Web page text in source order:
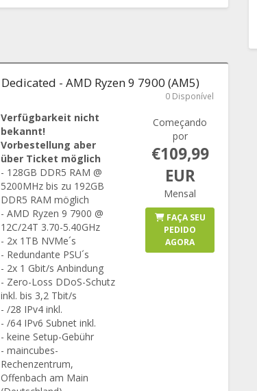
Dedicated - AMD Ryzen 9 7900 (AM5)
0 Disponível
Verfügbarkeit nicht
bekannt!
Vorbestellung aber
über Ticket möglich
- 128GB DDR5 RAM @
5200MHz bis zu 192GB
DDR5 RAM möglich
- AMD Ryzen 9 7900 @
12C/24T 3.70-5.40GHz
- 2x 1TB NVMe´s
- Redundante PSU´s
- 2x 1 Gbit/s Anbindung
- Zero-Loss DDoS-Schutz
inkl. bis 3,2 Tbit/s
- /28 IPv4 inkl.
- /64 IPv6 Subnet inkl.
- keine Setup-Gebühr
- maincubes-
Rechenzentrum,
Offenbach am Main
Começando
por
€109,99
EUR
Mensal
FAÇA SEU
PEDIDO
AGORA